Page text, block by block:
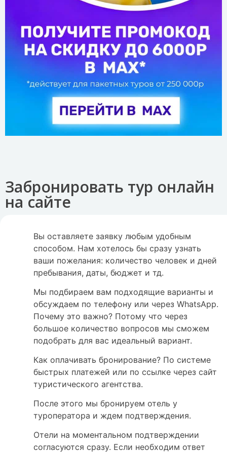
Забронировать тур онлайн
на сайте
Вы оставляете заявку любым удобным
способом. Нам хотелось бы сразу узнать
ваши пожелания: количество человек и дней
пребывания, даты, бюджет и тд.
Мы подбираем вам подходящие варианты и
обсуждаем по телефону или через WhatsApp.
Почему это важно? Потому что через
большое количество вопросов мы сможем
подобрать для вас идеальный вариант.
Как оплачивать бронирование? По системе
быстрых платежей или по ссылке через сайт
туристического агентства.
После этого мы бронируем отель у
туроператора и ждем подтверждения.
Отели на моментальном подтверждении
согласуются сразу. Если необходим ответ